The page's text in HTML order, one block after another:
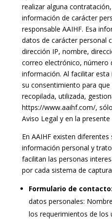
realizar alguna
información de carácter
responsable AAIHF. Esa
datos de carácter personal
dirección IP, nombre,
correo electrónico, número
información. Al facilitar
su consentimiento para
recopilada, utilizada,
https://www.aaihf.com/,
Aviso Legal y en la
En AAIHF existen
información personal y
facilitan las personas
por cada sistema de
Formulario de contacto:
datos personales:
los requerimientos de los